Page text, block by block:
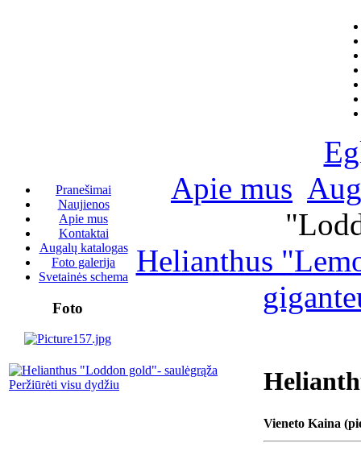
Pranešimai
Naujienos
Apie mus
Kontaktai
Augalų katalogas
Foto galerija
Svetainės schema
Foto
Apie mus
Helianthus
Peržiūrėti visu dydžiu
Vieneto Kaina